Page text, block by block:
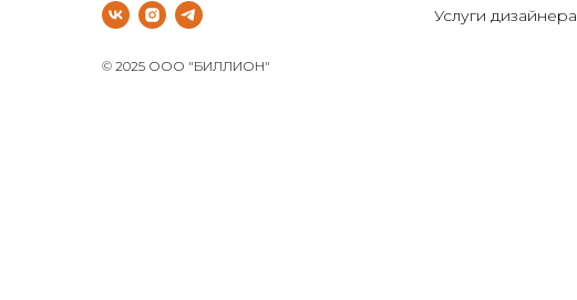
© 2025 ООО "БИЛЛИОН"
Услуги дизайнера